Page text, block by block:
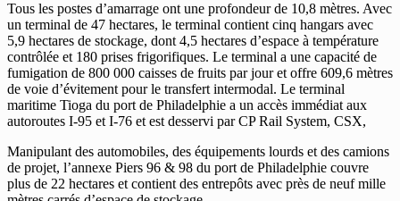
Tous les postes d’amarrage ont une profondeur de 10,8 mètres. Avec
un terminal de 47 hectares, le terminal contient cinq hangars avec
5,9 hectares de stockage, dont 4,5 hectares d’espace à température
contrôlée et 180 prises frigorifiques. Le terminal a une capacité de
fumigation de 800 000 caisses de fruits par jour et offre 609,6 mètres
de voie d’évitement pour le transfert intermodal. Le terminal
maritime Tioga du port de Philadelphie a un accès immédiat aux
autoroutes I-95 et I-76 et est desservi par CP Rail System, CSX,
Manipulant des automobiles, des équipements lourds et des camions
de projet, l’annexe Piers 96 & 98 du port de Philadelphie couvre
plus de 22 hectares et contient des entrepôts avec près de neuf mille